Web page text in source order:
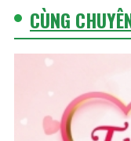
CÙNG